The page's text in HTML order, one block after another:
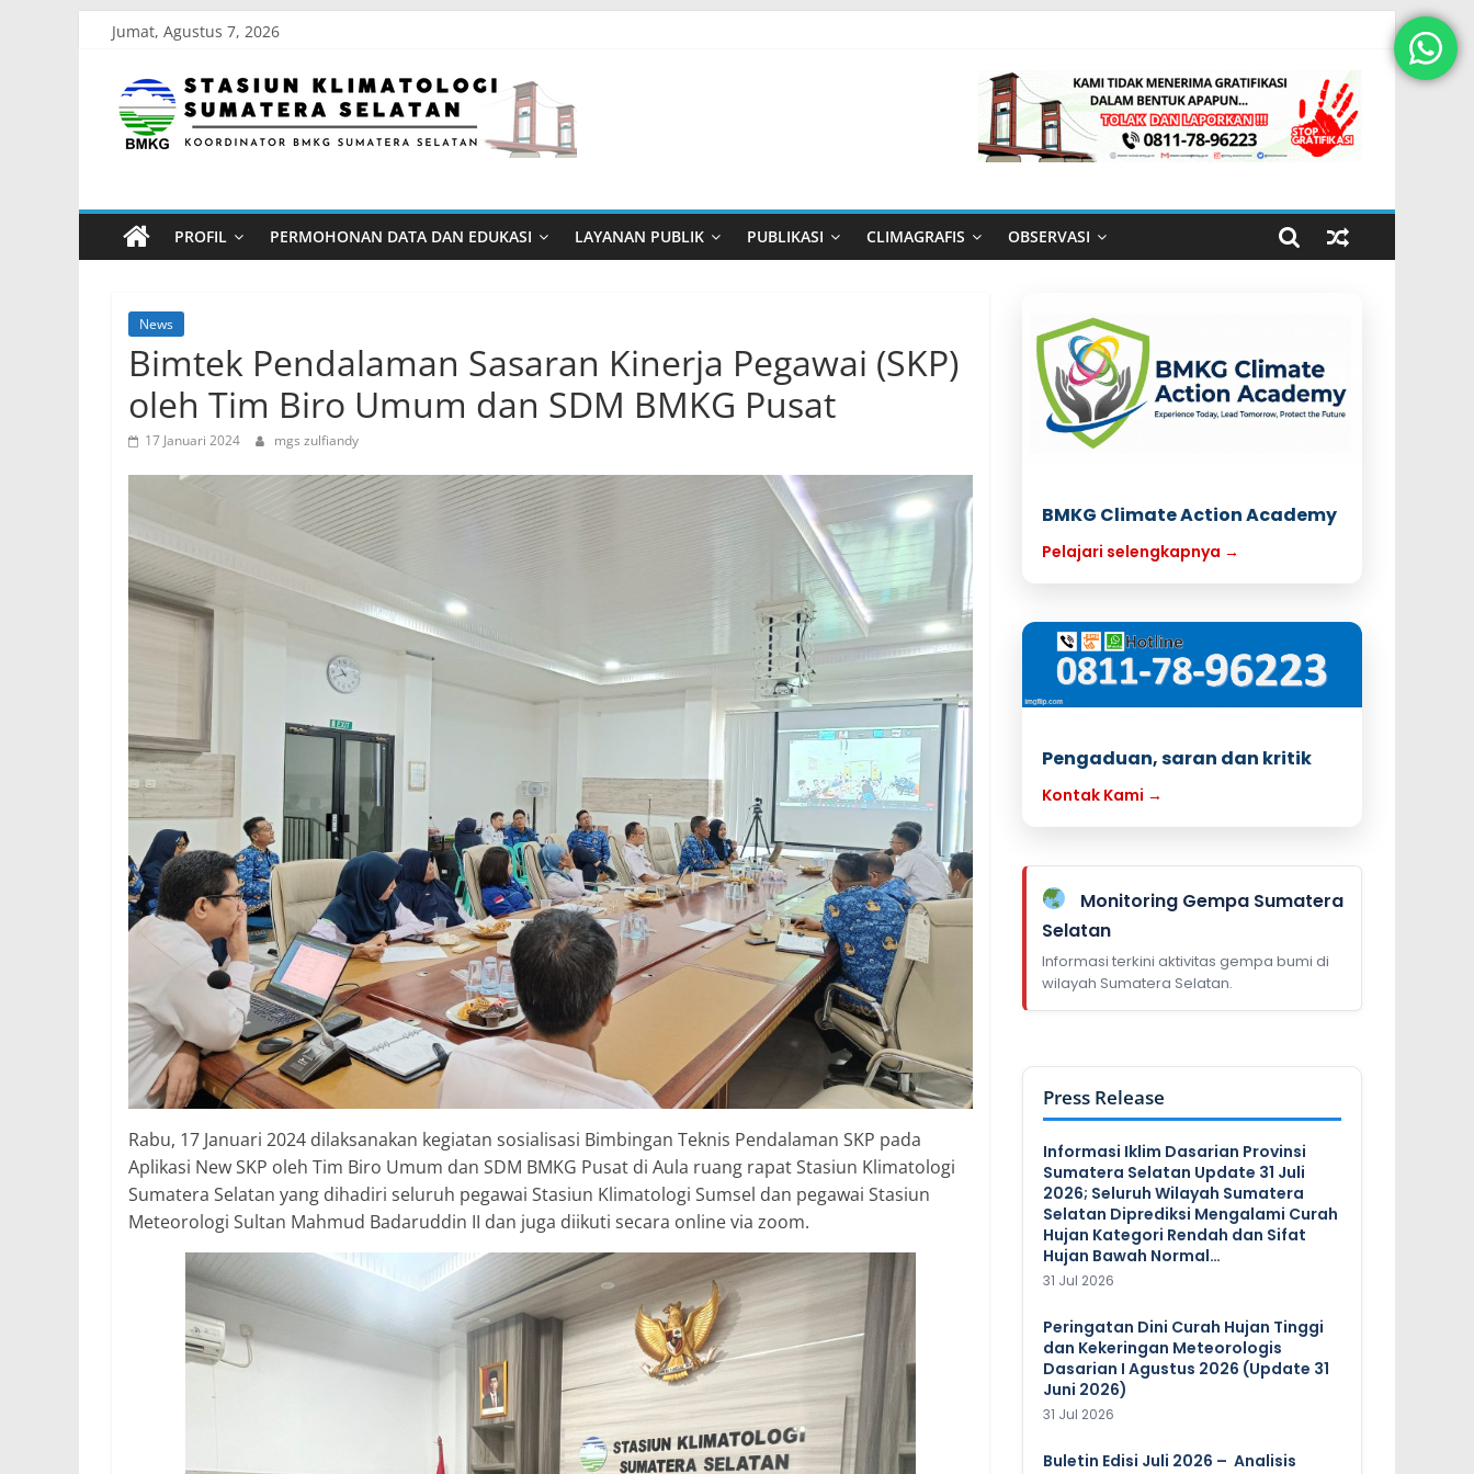
content
Jumat, Agustus 7, 2026
Stasiun
Klimatologi
Sumatera
Selatan
Koordinator
BMKG
Sumatera
Selatan
PROFIL PERMOHONAN DATA DAN EDUKASI LAYANAN PUBLIK PUBLIKASI CLIMAGRAFIS OBSERVASI
News
Bimtek Pendalaman Sasaran Kinerja Pegawai (SKP)
oleh Tim Biro Umum dan SDM BMKG Pusat
17 Januari 2024 mgs zulfiandy
Rabu, 17 Januari 2024 dilaksanakan kegiatan sosialisasi Bimbingan Teknis Pendalaman SKP pada
Aplikasi New SKP oleh Tim Biro Umum dan SDM BMKG Pusat di Aula ruang rapat Stasiun Klimatologi
Sumatera Selatan yang dihadiri seluruh pegawai Stasiun Klimatologi Sumsel dan pegawai Stasiun
Meteorologi Sultan Mahmud Badaruddin II dan juga diikuti secara online via zoom.
BMKG Climate Action Academy
Pelajari selengkapnya →
Pengaduan, saran dan kritik
Kontak Kami →
Monitoring Gempa Sumatera
Selatan
Informasi terkini aktivitas gempa bumi di
wilayah Sumatera Selatan.
Press Release
Informasi Iklim Dasarian Provinsi
Sumatera Selatan Update 31 Juli
2026; Seluruh Wilayah Sumatera
Selatan Diprediksi Mengalami Curah
Hujan Kategori Rendah dan Sifat
Hujan Bawah Normal…
31 Jul 2026
Peringatan Dini Curah Hujan Tinggi
dan Kekeringan Meteorologis
Dasarian I Agustus 2026 (Update 31
Juni 2026)
31 Jul 2026
Buletin Edisi Juli 2026 – Analisis